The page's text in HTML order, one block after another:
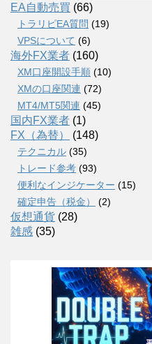
EA自動売買 (66)
トラリピEA質問 (19)
VPSについて (6)
海外FX業者 (160)
XM口座開設手順 (10)
XMの口座関連 (72)
MT4/MT5関連 (45)
国内FX業者 (1)
FX（為替）
(148)
テクニカル (35)
トレード参考 (93)
便利なインジケーター (15)
確定申告（税金）
(2)
仮想通貨 (28)
雑感 (35)